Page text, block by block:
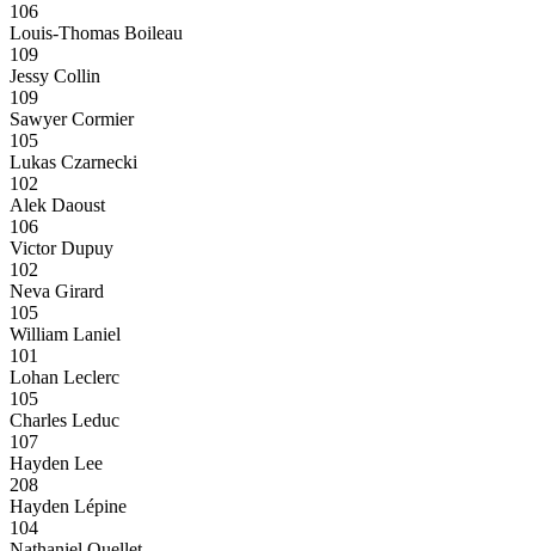
106
Louis-Thomas Boileau
109
Jessy Collin
109
Sawyer Cormier
105
Lukas Czarnecki
102
Alek Daoust
106
Victor Dupuy
102
Neva Girard
105
William Laniel
101
Lohan Leclerc
105
Charles Leduc
107
Hayden Lee
208
Hayden Lépine
104